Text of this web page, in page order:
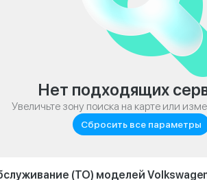
Нет подходящих
Увеличьте зону поиска на карте или
Сбросить все параметры
(ТО) моделей